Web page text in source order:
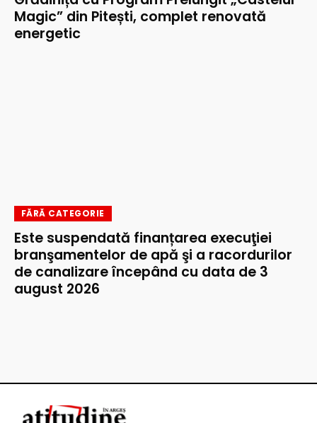
Magic” din Pitești, complet renovată
energetic
FĂRĂ CATEGORIE
Este suspendată finanțarea execuţiei
branşamentelor de apă şi a racordurilor
de canalizare începând cu data de 3
august 2026